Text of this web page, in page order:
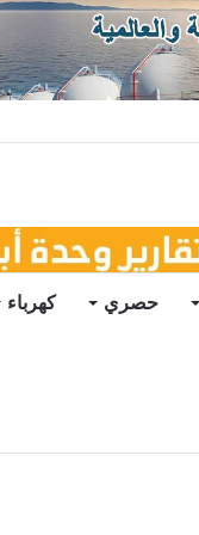
حصري كهرباء